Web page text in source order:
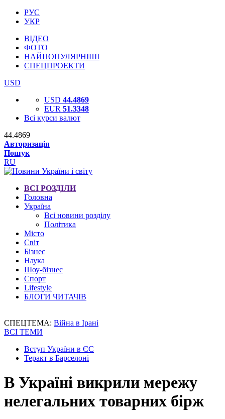
РУС
УКР
ВІДЕО
ФОТО
НАЙПОПУЛЯРНІШІ
СПЕЦПРОЕКТИ
USD
USD 44.4869
EUR 51.3348
Всі курси валют
44.4869
Авторизація
Пошук
RU
ВСІ РОЗДІЛИ
Головна
Україна
Всі новини розділу
Політика
Місто
Світ
Бізнес
Наука
Шоу-бізнес
Спорт
Lifestyle
БЛОГИ ЧИТАЧІВ
СПЕЦТЕМА: Війна в Ірані
ВСІ ТЕМИ
Вступ України в ЄС
Теракт в Барселоні
В Україні викрили мережу
нелегальних товарних бірж